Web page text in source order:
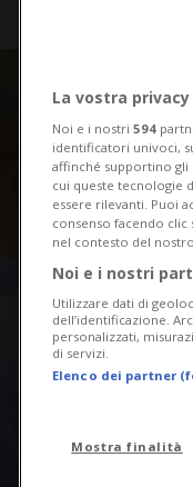
La vostra
Noi e i nostri 594
identificatori univoci,
affinché supportino gli
cui queste tecnologie
essere rilevanti. Puoi
consenso facendo clic
nel contesto del
Noi e i nostri
Utilizzare dati di
dell’identificazione.
personalizzati,
di servizi.
Elenco dei partner
Mostra finalità